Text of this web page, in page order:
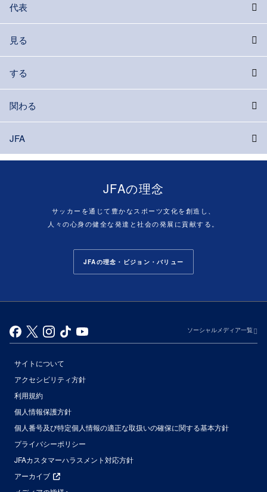
代表
見る
する
関わる
JFA
JFAの理念
サッカーを通じて豊かなスポーツ文化を創造し、
人々の心身の健全な発達と社会の発展に貢献する。
JFAの理念・ビジョン・バリュー
ソーシャルメディア一覧
サイトについて
アクセシビリティ方針
利用規約
個人情報保護方針
個人番号及び特定個人情報の適正な取扱いの確保に関する基本方針
プライバシーポリシー
JFAカスタマーハラスメント対応方針
アーカイブ